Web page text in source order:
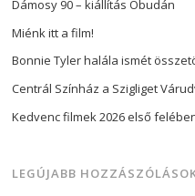
Dámosy 90 – kiállítás Óbudán
Miénk itt a film!
Bonnie Tyler halála ismét
Centrál Színház a Szigliget
Kedvenc filmek 2026 első
LEGÚJABB